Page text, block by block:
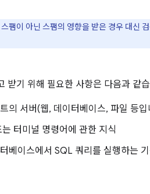
팸이 아닌 스팸의 영향을 받은 경우 대신
받기 위해 필요한 사항은 다음과 같
의 서버(웹, 데이터베이스, 파일 등입
는 터미널 명령어에 관한 지식
베이스에서 SQL 쿼리를 실행하는